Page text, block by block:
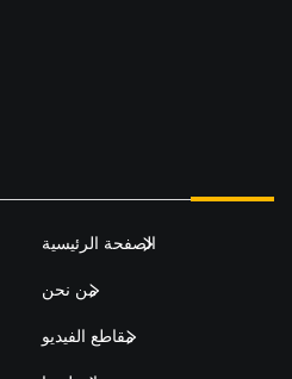
الصفحة الرئيسية
من نحن
مقاطع الفيديو